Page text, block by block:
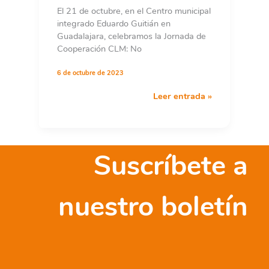
La
Mancha
El 21 de octubre, en el Centro municipal
integrado Eduardo Guitián en
Guadalajara, celebramos la Jornada de
Cooperación CLM: No
6 de octubre de 2023
XX
para
el
Desarrollo
Castilla-
La
Leer entrada »
Suscríbete a
nuestro boletín